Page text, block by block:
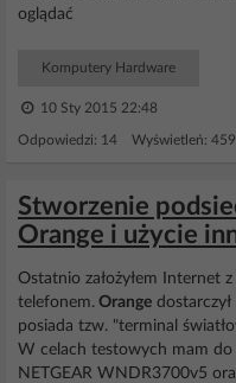
oglądać
Komputery Hardware
10 Sty 2015 22:48
Odpowiedzi: 14 Wyświetleń:
Stworzenie
Orange i użycie
Ostatnio założyłem Internet z
telefonem. Orange
posiada tzw. "terminal
W celach testowych mam
NETGEAR WNDR3700v5